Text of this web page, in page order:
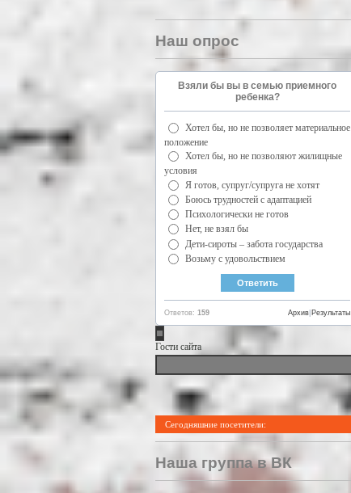
Наш опрос
Взяли бы вы в семью приемного
ребенка?
Хотел бы, но не позволяет материальное
положение
Хотел бы, но не позволяют жилищные
условия
Я готов, супруг/супруга не хотят
Боюсь трудностей с адаптацией
Психологически не готов
Нет, не взял бы
Дети-сироты – забота государства
Возьму с удовольствием
Ответов: 159 Результаты
Архив
Гости сайта
Сегодняшние посетители:
Наша группа в ВК